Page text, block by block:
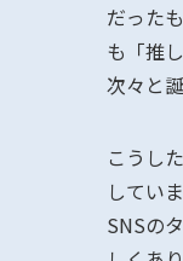
だった
も「推
次々と
こうし
してい
SNSの